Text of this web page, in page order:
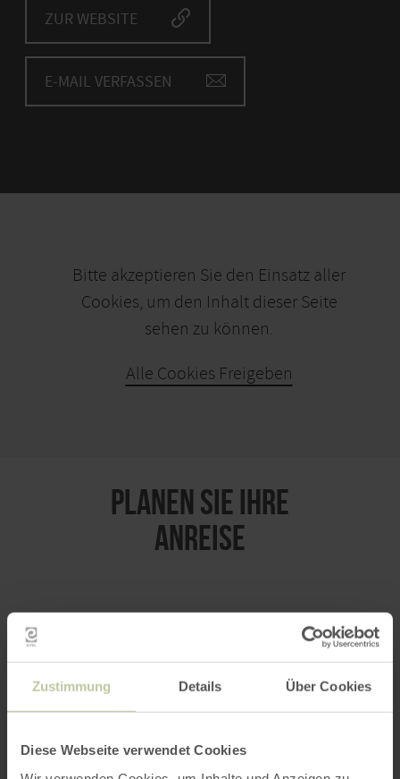
Zustimmung Details Über Cookies
Diese Webseite verwendet Cookies
ZUR WEBSITE
E-MAIL VERFASSEN
Bitte akzeptieren Sie den Einsatz aller
Cookies, um den Inhalt dieser Seite
sehen zu können.
Alle Cookies Freigeben
PLANEN SIE IHRE
ANREISE
Anfahrt von: